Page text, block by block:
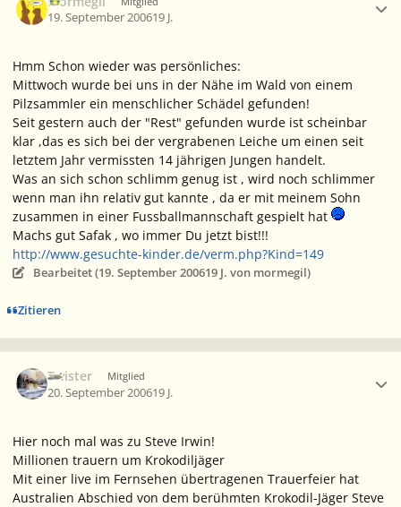
19. September 200619 J.
Hmm Schon wieder was persönliches:
Mittwoch wurde bei uns in der Nähe im Wald von einem
Pilzsammler ein menschlicher Schädel gefunden!
Seit gestern auch der "Rest" gefunden wurde ist scheinbar
klar ,das es sich bei der vergrabenen Leiche um einen seit
letztem Jahr vermissten 14 jährigen Jungen handelt.
Was an sich schon schlimm genug ist , wird noch schlimmer
wenn man ihn relativ gut kannte , da er mit meinem Sohn
zusammen in einer Fussballmannschaft gespielt hat
Machs gut Safak , wo immer Du jetzt bist!!!
http://www.gesuchte-kinder.de/verm.php?Kind=149
Bearbeitet (19. September 200619 J. von mormegil)
Zitieren
Twister Mitglied
20. September 200619 J.
Hier noch mal was zu Steve Irwin!
Millionen trauern um Krokodiljäger
Mit einer live im Fernsehen übertragenen Trauerfeier hat
Australien Abschied von dem berühmten Krokodil-Jäger Steve